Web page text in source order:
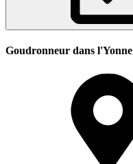
Goudronneur dans l'Yonne